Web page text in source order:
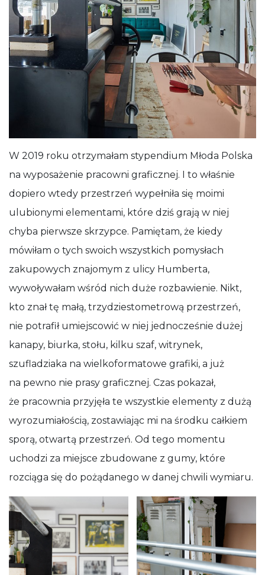
W 2019 roku otrzymałam stypendium Młoda Polska
na wyposażenie pracowni graficznej. I to właśnie
dopiero wtedy przestrzeń wypełniła się moimi
ulubionymi elementami, które dziś grają w niej
chyba pierwsze skrzypce. Pamiętam, że kiedy
mówiłam o tych swoich wszystkich pomysłach
zakupowych znajomym z ulicy Humberta,
wywoływałam wśród nich duże rozbawienie. Nikt,
kto znał tę małą, trzydziestometrową przestrzeń,
nie potrafił umiejscowić w niej jednocześnie dużej
kanapy, biurka, stołu, kilku szaf, witrynek,
szufladziaka na wielkoformatowe grafiki, a już
na pewno nie prasy graficznej. Czas pokazał,
że pracownia przyjęła te wszystkie elementy z dużą
wyrozumiałością, zostawiając mi na środku całkiem
sporą, otwartą przestrzeń. Od tego momentu
uchodzi za miejsce zbudowane z gumy, które
rozciąga się do pożądanego w danej chwili wymiaru.